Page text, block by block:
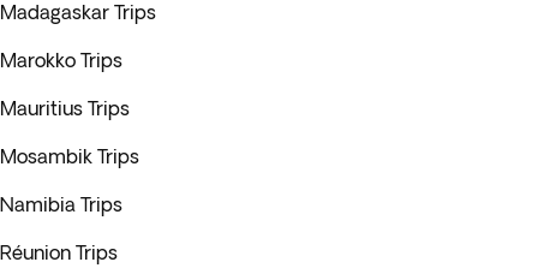
Madagaskar Trips
Marokko Trips
Mauritius Trips
Mosambik Trips
Namibia Trips
Réunion Trips